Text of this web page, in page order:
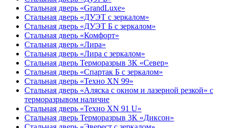
Стальная дверь «GrandLuxe»
Стальная дверь «ДУЭТ с зеркалом»
Стальная дверь «ДУЭТ Б с зеркалом»
Стальная дверь «Комфорт»
Стальная дверь «Лира»
Стальная дверь «Лира с зеркалом»
Стальная дверь Терморазрыв 3К «Север»
Стальная дверь «Спартак Б с зеркалом»
Стальная дверь «Техно XN 99»
Стальная дверь «Аляска с окном и лазерной резкой» с
терморазрывом наличие
Стальная дверь «Техно XN 91 U»
Стальная дверь Терморазрыв 3К «Диксон»